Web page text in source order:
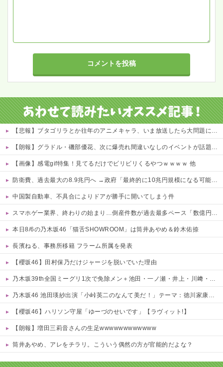
【悲報】ブタゴリラとか往年のアニメキャラ、いま放送したら大問題になる模様www 他
【朗報】グラドル・磯部優花、次に爆売れ間違いなしのイベントが話題にｗｗｗｗ 他
【画像】感電gif特集！見てるだけでビリビリくるやつｗｗｗｗ 他
防衛費、過去最大の8.9兆円へ →政府「最終的に10兆円規模になる可能性」
中国製自動車、不具合によりドアが勝手に開いてしまう件
スマホゲー業界、終わりの始まり…倒産件数が過去最多ペース「数億円かけても爆ﾀﾋ」
本日8/6の乃木坂46「猫舌SHOWROOM」は筒井あやめ＆鈴木佑捺
長濱ねる、事務所移籍 フラーム所属を発表
【櫻坂46】田村保乃だけジャージを脱いでいた理由
乃木坂39th全国ミーグリ1次で免除メン＋池田・一ノ瀬・井上・川﨑・菅原・中西が全完売
乃木坂46 池田瑛紗出演「小峠英二のなんて美だ！」テーマ：徳川家康【2025.8.5 24:00〜 TOKYO MX】
【櫻坂46】ハリソン守屋「ゆーづのせいです」【ラヴィット!】
【朗報】増田三莉音さんの生足wwwwwwwwwwww
筒井あやめ、アレをチラリ。こういう偶然の方が官能的だよな？